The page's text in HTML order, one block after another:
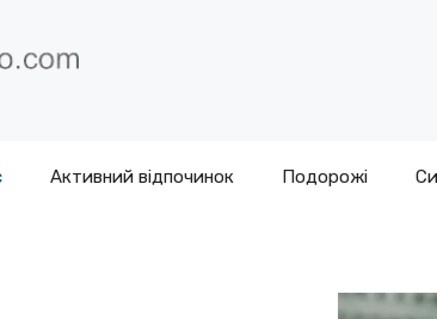
Активний відпочинок Подорожі